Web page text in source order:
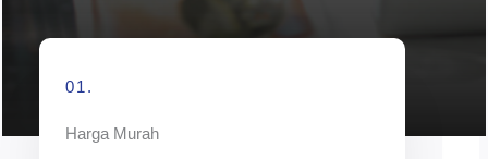
01.
Harga Murah